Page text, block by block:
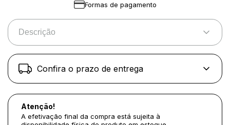
Formas de pagamento
Descrição
Confira o prazo de entrega
Atenção!
A efetivação final da compra está sujeita à